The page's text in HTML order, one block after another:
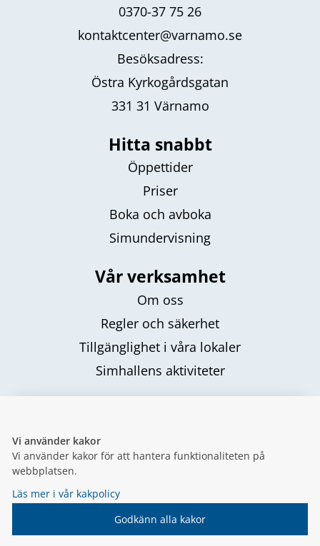
Vi använder kakor
Vi använder kakor för att hantera funktionaliteten på
webbplatsen.
Läs mer i vår kakpolicy
Godkänn alla kakor
0370-37 75 26
kontaktcenter@varnamo.se
Besöksadress:
Östra Kyrkogårdsgatan
331 31 Värnamo
Hitta snabbt
Öppettider
Priser
Boka och avboka
Simundervisning
Vår verksamhet
Om oss
Regler och säkerhet
Tillgänglighet i våra lokaler
Simhallens aktiviteter